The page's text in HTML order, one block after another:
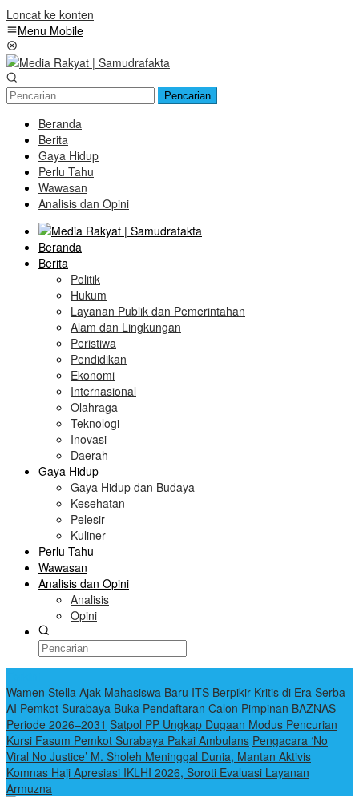
Loncat ke konten
Menu Mobile
Pencarian
Beranda
Berita
Gaya Hidup
Perlu Tahu
Wawasan
Analisis dan Opini
Beranda
Berita
Politik
Hukum
Layanan Publik dan Pemerintahan
Alam dan Lingkungan
Peristiwa
Pendidikan
Ekonomi
Internasional
Olahraga
Teknologi
Inovasi
Daerah
Gaya Hidup
Gaya Hidup dan Budaya
Kesehatan
Pelesir
Kuliner
Perlu Tahu
Wawasan
Analisis dan Opini
Analisis
Opini
Wamen Stella Ajak Mahasiswa Baru ITS Berpikir Kritis di Era Serba
AI Pemkot Surabaya Buka Pendaftaran Calon Pimpinan BAZNAS
Periode 2026–2031 Satpol PP Ungkap Dugaan Modus Pencurian
Kursi Fasum Pemkot Surabaya Pakai Ambulans Pengacara ‘No
Viral No Justice’ M. Sholeh Meninggal Dunia, Mantan Aktivis
Komnas Haji Apresiasi IKLHI 2026, Soroti Evaluasi Layanan
Armuzna